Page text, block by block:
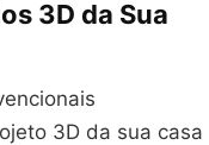
3D da Sua
3D da sua casa